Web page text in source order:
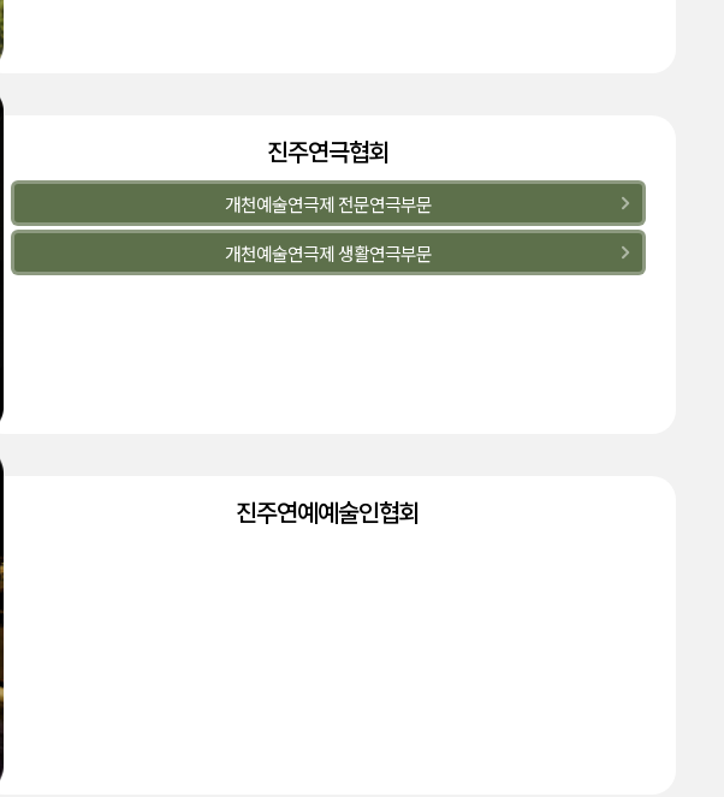
진주연극협회
개천예술연극제 전문연극부문
개천예술연극제 생활연극부문
진주연예예술인협회